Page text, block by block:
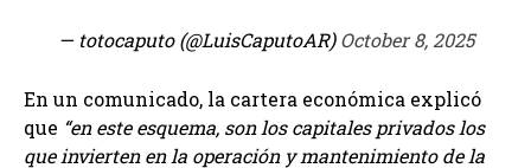
— totocaputo (@LuisCaputoAR)October 8, 2025
En un comunicado, la cartera económica explicó
que “en este esquema, son los capitales privados los
que invierten en la operación y mantenimiento de la